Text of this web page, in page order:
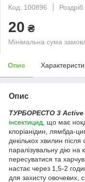
Код: 100896
Роздріб
20 ₴
Мінімальна сума
Опис
Опис
ТУРБОРЕСТО 3 Active
інсектицид , що має
клоріанідин, лямбда-
декількох хвилин
паралізувальну дію на
пересуватися та
настає через 1,5-2
для захисту овочевих,